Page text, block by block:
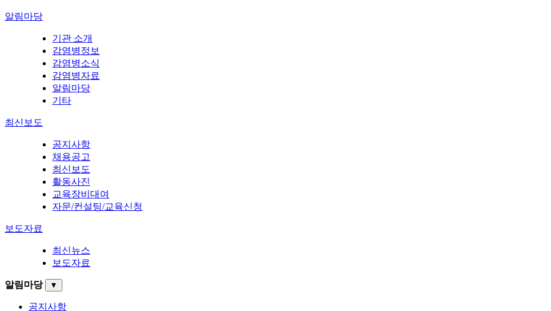
알림마당
기관 소개
감염병정보
감염병소식
감염병자료
알림마당
기타
최신보도
공지사항
채용공고
최신보도
활동사진
교육장비대여
자문/컨설팅/교육신청
보도자료
최신뉴스
보도자료
알림마당 ▼
공지사항